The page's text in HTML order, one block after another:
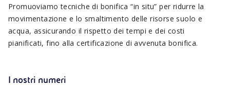
Promuoviamo tecniche di bonifica “in situ” per ridurre la
movimentazione e lo smaltimento delle risorse suolo e
acqua, assicurando il rispetto dei tempi e dei costi
pianificati, fino alla certificazione di avvenuta bonifica.
I nostri numeri